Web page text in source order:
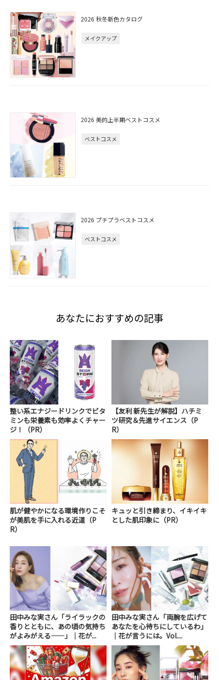
2026 秋冬新色カタログ
メイクアップ
2026 美的上半期ベストコスメ
ベストコスメ
2026 プチプラベストコスメ
ベストコスメ
あなたにおすすめの記事
整い系エナジードリンクでビタ
ミンも栄養素も効率よくチャー
ジ！（PR）
【友利 新先生が解説】ハチミ
ツ研究＆先進サイエンス（P
R）
肌が健やかになる環境作りこそ
が美肌を手に入れる近道（P
R）
キュッと引き締まり、イキイキ
とした肌印象に（PR）
田中みな実さん「ライラックの
香りとともに、あの頃の気持ち
がよみがえる――」｜花が...
田中みな実さん「両腕を広げて
あなたを心待ちにしているわ」
｜花が言うには。Vol....